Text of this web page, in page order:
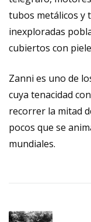
tubos metálicos y
inexploradas
cubiertos con
Zanni es uno de
cuya tenacidad
recorrer la mitad
pocos que se
mundiales.